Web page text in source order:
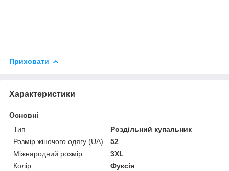
Приховати
Характеристики
Основні
Тип
Роздільний купальник
Розмір жіночого одягу (UA)
52
Міжнародний розмір
3XL
Колір
Фуксія